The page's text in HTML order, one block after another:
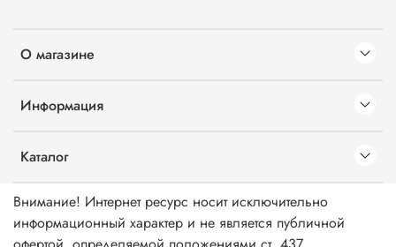
О магазине
Информация
Каталог
Внимание! Интернет ресурс носит исключительно
информационный характер и не является публичной